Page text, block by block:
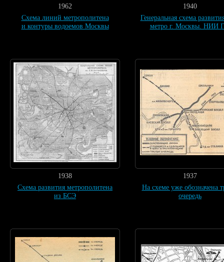
1962
Схема линий метрополитена
и контуры водоемов Москвы
1940
Генеральная схема
метро г. Москвы. НИИ
1938
Схема развития метрополитена
из БСЭ
1937
На схеме уже обозначена
очередь